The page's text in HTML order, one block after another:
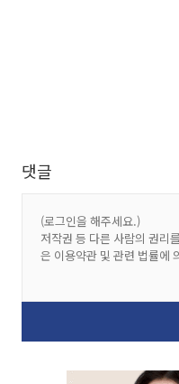
댓글